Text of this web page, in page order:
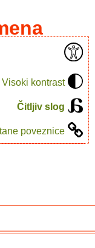
Visoki kontrast
Čitljiv slog
poveznice